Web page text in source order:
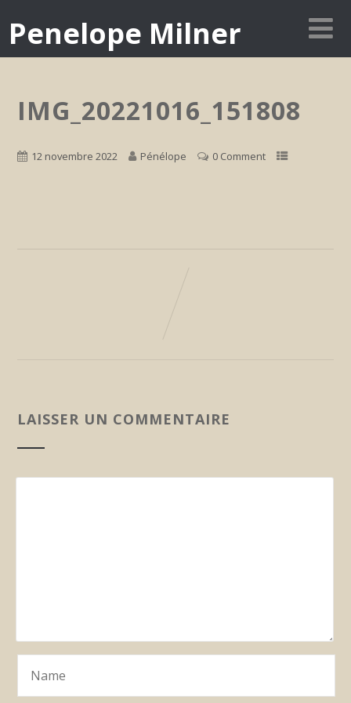
Penelope Milner
IMG_20221016_151808
12 novembre 2022 Pénélope 0 Comment
LAISSER UN COMMENTAIRE